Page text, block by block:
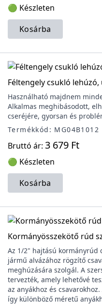
🟢 Készleten
Kosárba
Féltengely csukló lehúzó,
Használható majdnem
Alkalmas meghibásodott,
cseréjére, gyorsan és
Termékkód: MG04B1012
Bruttó ár: 3 679 Ft
🟢 Készleten
Kosárba
Kormányösszekötő rúd
Az 1/2" hajtású kormányrúd
jármű alvázához rögzítő
meghúzására szolgál. A
tervezték, amely lehetővé
az anyákhoz és
így különböző méretű